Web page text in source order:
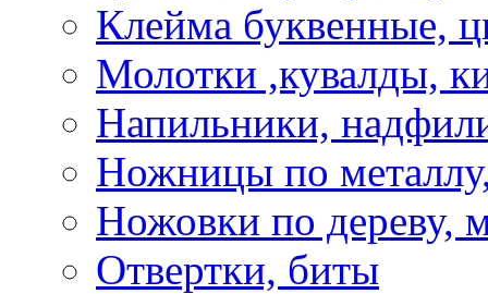
Клейма буквенные,
Молотки ,кувалды,
Напильники,
Ножницы по
Ножовки по дереву,
Отвертки, биты